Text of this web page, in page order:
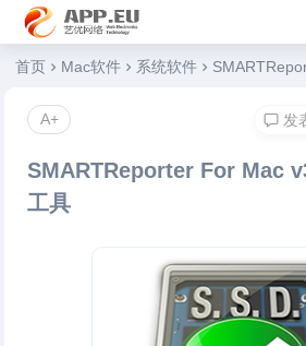
艺优软件乐园
首页 Mac软件 系统软件 SMARTReporter
SMARTReporter For Mac
工具
发
A+